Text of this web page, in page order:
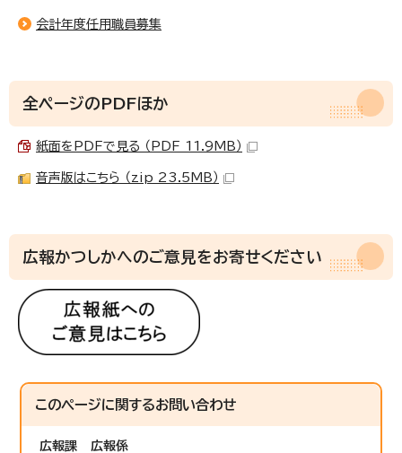
会計年度任用職員募集
全ページのPDFほか
紙面をPDFで見る （PDF 11.9MB）
音声版はこちら （zip 23.5MB）
広報かつしかへのご意見をお寄せください
このページに関するお問い合わせ
広報課
広報係